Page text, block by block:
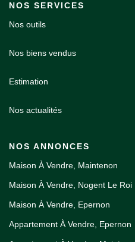
NOS SERVICES
Nos outils
Nos biens vendus
Estimation
Nos actualités
NOS ANNONCES
Maison À Vendre, Maintenon
Maison À Vendre, Nogent Le Roi
Maison À Vendre, Epernon
Appartement À Vendre, Epernon